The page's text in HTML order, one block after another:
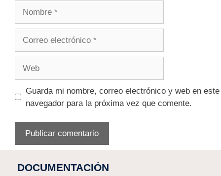
Guarda mi nombre, correo electrónico y web en este
navegador para la próxima vez que comente.
DOCUMENTACIÓN